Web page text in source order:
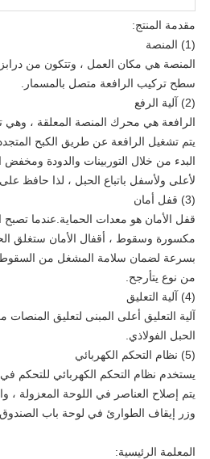
مقدمة المنتج:
(1) المنصة
المنصة هي مكان العمل ، وتتكون من
سطح تركيب الرافعة متصل بالمسمار.
(2) آلية الرفع
الرافعة هي محرك المنصة المعلقة ، وهي
يتم تشغيل الرافعة عن طريق الكبح
البدء من خلال التوربينات والدودة ومخفض
لأعلى ولأسفل باتباع الحبل ، لذا حافظ
(3) قفل أمان
قفل الأمان هو معدات الحماية.عندما تصبح
مكسورة وسقوط ، أقفال الأمان ستغلق
بسرعة لضمان سلامة المشغل من السقوط
من نوع يتأرجح.
(4) آلية التعليق
آلية التعليق أعلى المبنى لتعليق المنصات
الحبل الفولاذي.
(5) نظام التحكم الكهربائي
يستخدم نظام التحكم الكهربائي للتحكم
يتم إصلاح العناصر في اللوحة المعزولة ،
وزر إيقاف الطوارئ في لوحة باب الصندوق.
المعلمة الرئيسية: